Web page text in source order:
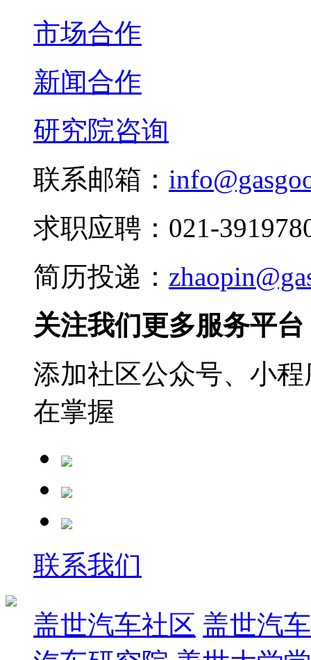
市场合作
新闻合作
研究院咨询
联系邮箱：
求职应聘：021-
简历投递：
关注我们更多服务平台
添加社区公众号、小
在掌握
联系我们
盖世汽车社区 盖世汽